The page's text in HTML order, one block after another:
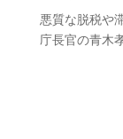
悪質な脱税や
庁長官の青木